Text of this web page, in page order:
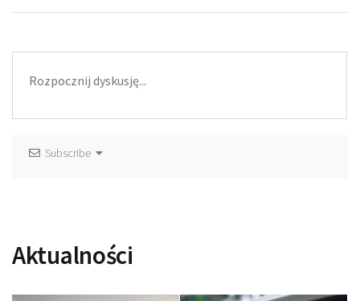
Subscribe
Aktualności